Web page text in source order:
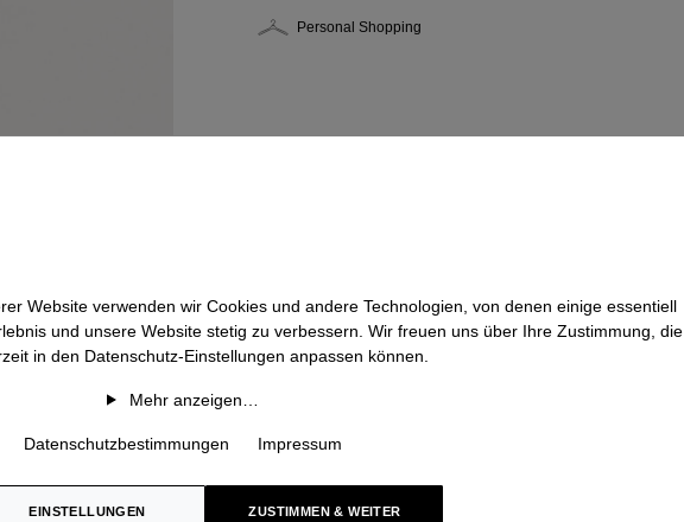
Personal Shopping
Website verwenden wir Cookies und andere Technologien, von denen einige essentiell
und unsere Website stetig zu verbessern. Wir freuen uns über Ihre Zustimmung, die
in den Datenschutz-Einstellungen anpassen können.
Mehr anzeigen…
Datenschutzbestimmungen Impressum
EINSTELLUNGEN ZUSTIMMEN & WEITER